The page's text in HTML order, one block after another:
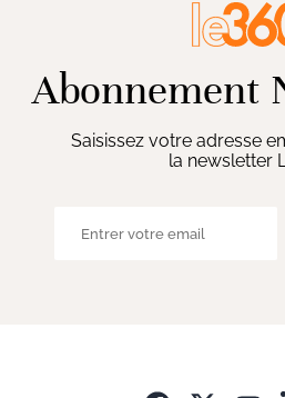
Abonnement
Saisissez votre adresse
la newsletter